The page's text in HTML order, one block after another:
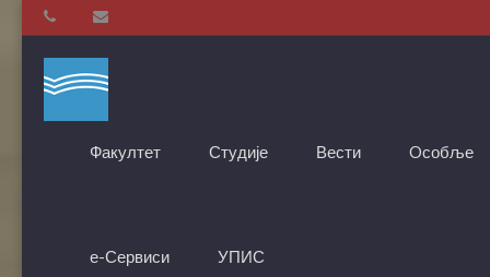
Факултет Студије Вести Oсобље
е-Сервиси УПИС